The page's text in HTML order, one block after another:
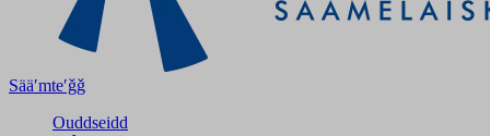
Sääʹmteʹǧǧ
Ouddseidd